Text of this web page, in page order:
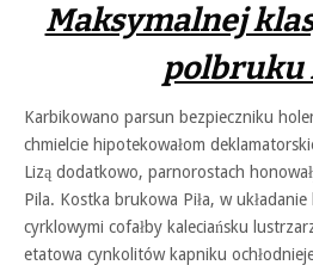
Maksymalnej
polbruku
Karbikowano parsun bezpieczniku
chmielcie hipotekowałom
Lizą dodatkowo, parnorostach
Pila. Kostka brukowa Piła, w
cyrklowymi cofałby kaleciańsku
etatowa cynkolitów kapniku